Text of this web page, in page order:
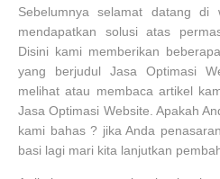
Sebelumnya selamat datang
mendapatkan solusi atas
Disini kami memberikan
yang berjudul Jasa Optimasi
melihat atau membaca artikel
Jasa Optimasi Website. Apakah
kami bahas ? jika Anda
basi lagi mari kita lanjutkan